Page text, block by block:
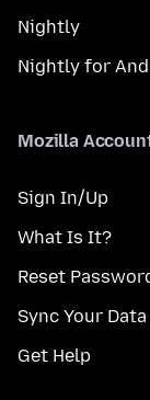
Nightly
Nightly for
Mozilla
Sign In/Up
What Is It?
Reset
Sync Your Data
Get Help